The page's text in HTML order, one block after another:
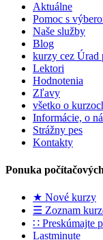
Aktuálne
Pomoc s
Naše služby
Blog
kurzy cez Úrad
Lektori
Hodnotenia
Zľavy
všetko o
Informácie, o
Strážny pes
Kontakty
Ponuka
★ Nové kurzy
☰ Zoznam
∷ Preskúmajte
Lastminute